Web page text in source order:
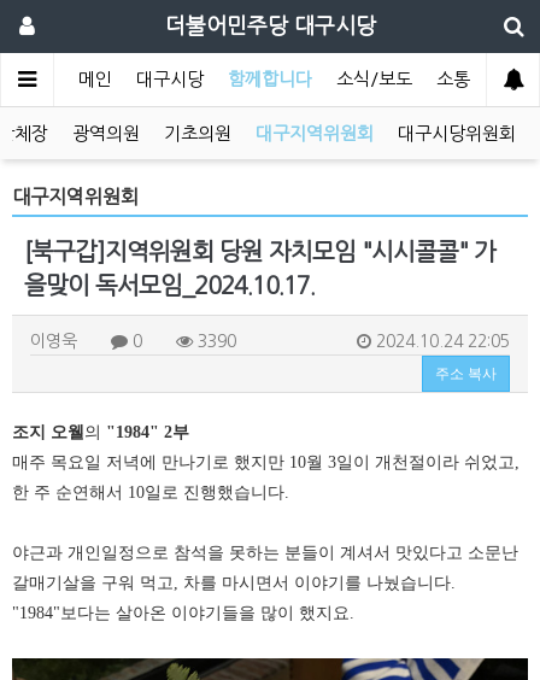
더불어민주당 대구시당
메인 대구시당 함께합니다 소식/보도 소통
체장 광역의원 기초의원 대구지역위원회 대구시당위원회
대구지역위원회
[북구갑]지역위원회 당원 자치모임 "시시콜콜" 가
을맞이 독서모임_2024.10.17.
이영욱 0 3390
2024.10.24 22:05
주소 복사
조지 오웰의 "1984" 2부
매주 목요일 저녁에 만나기로 했지만 10월 3일이 개천절이라 쉬었고,
한 주 순연해서 10일로 진행했습니다.
야근과 개인일정으로 참석을 못하는 분들이 계셔서 맛있다고 소문난
갈매기살을 구워 먹고, 차를 마시면서 이야기를 나눴습니다.
"1984"보다는 살아온 이야기들을 많이 했지요.